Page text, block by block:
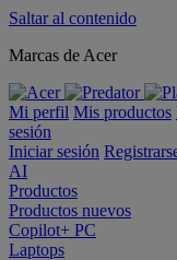
Saltar al contenido
Marcas de Acer
Mi perfil Mis productos
sesión
Iniciar sesión
AI
Productos
Productos nuevos
Copilot+ PC
Laptops